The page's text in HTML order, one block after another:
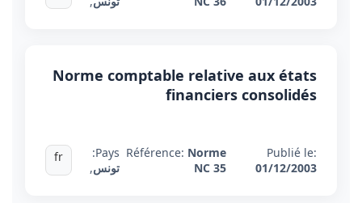
Norme comptable relative aux états
financiers consolidés
Publié le:
01/12/2003
Référence: Norme
NC 35
Pays:
تونس,
fr